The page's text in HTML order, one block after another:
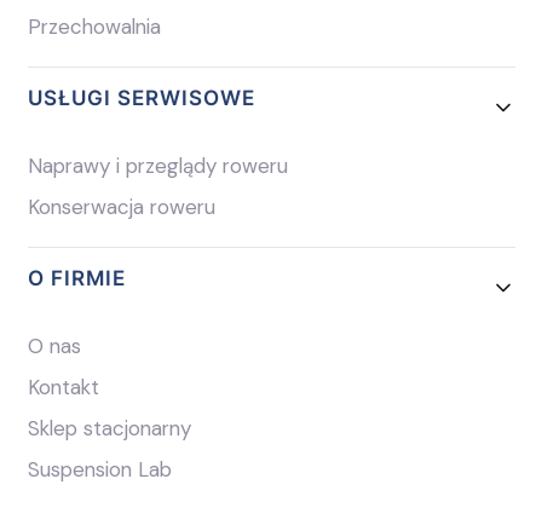
Przechowalnia
USŁUGI SERWISOWE
Naprawy i przeglądy roweru
Konserwacja roweru
O FIRMIE
O nas
Kontakt
Sklep stacjonarny
Suspension Lab